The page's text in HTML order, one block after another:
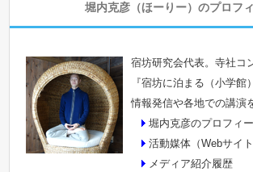
堀内克彦（ほーりー）のプロフ
宿坊研究会代表。寺社コ
『宿坊に泊まる（小学館
情報発信や各地での講演
堀内克彦のプロフィ
活動媒体（Webサイ
メディア紹介履歴